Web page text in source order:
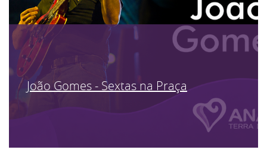
João Gomes - Sextas na Praça